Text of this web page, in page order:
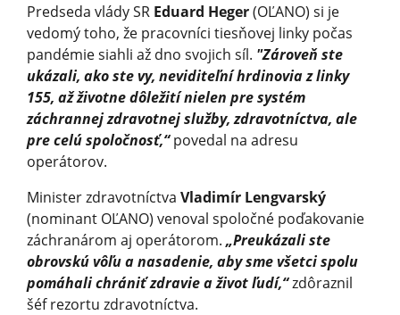
Predseda vlády SR Eduard Heger(OĽANO) si je
vedomý toho, že pracovníci tiesňovej linky počas
pandémie siahli až dno svojich síl. "Zároveň ste
ukázali, ako ste vy, neviditeľní hrdinovia z linky
155, až životne dôležití nielen pre systém
záchrannej zdravotnej služby, zdravotníctva, ale
pre celú spoločnosť,“povedal na adresu
operátorov.
Minister zdravotníctva Vladimír Lengvarský
(nominant OĽANO) venoval spoločné poďakovanie
záchranárom aj operátorom. „Preukázali ste
obrovskú vôľu a nasadenie, aby sme všetci spolu
pomáhali chrániť zdravie a život ľudí,“zdôraznil
šéf rezortu zdravotníctva.